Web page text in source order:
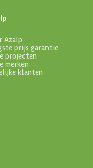
Azalp
prijs garantie
projecten
merken
klanten